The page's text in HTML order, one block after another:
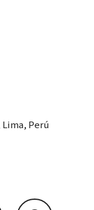
Lima, Perú